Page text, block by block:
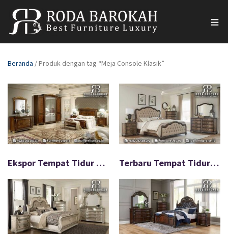
Beranda / Produk dengan tag “Meja Console Klasik”
Ekspor Tempat Tidur Mewah Full Jati Warna Menarik FS-928 Terbaru Tempat Tidur Iverno Mewah Kualitas Terjamin FS-927